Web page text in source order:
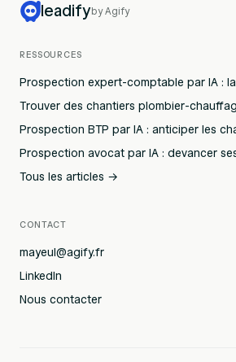
leadifyby Agify
RESSOURCES
Prospection expert-comptable par IA :
Trouver des chantiers plombier-
Prospection BTP par IA : anticiper les
Prospection avocat par IA : devancer
Tous les articles →
CONTACT
mayeul@agify.fr
LinkedIn
Nous contacter